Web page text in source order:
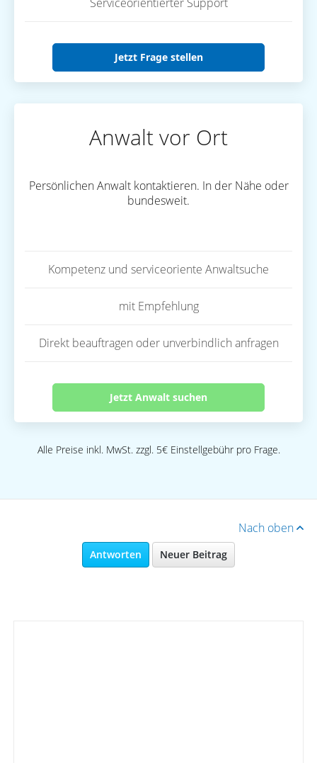
Jetzt Frage stellen
Anwalt vor Ort
Persönlichen Anwalt kontaktieren. In der Nähe oder
bundesweit.
Kompetenz und serviceoriente Anwaltsuche
mit Empfehlung
Direkt beauftragen oder unverbindlich anfragen
Jetzt Anwalt suchen
Alle Preise inkl. MwSt. zzgl. 5€ Einstellgebühr pro Frage.
Nach oben
Antworten Neuer Beitrag